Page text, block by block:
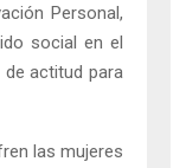
Personal,
social en el
actitud para
las mujeres